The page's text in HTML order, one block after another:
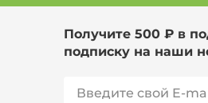
Получите 500 ₽ в
подписку на наши